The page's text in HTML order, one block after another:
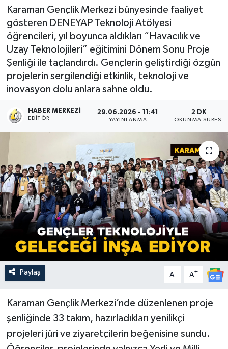
Karaman Gençlik Merkezi bünyesinde faaliyet
gösteren DENEYAP Teknoloji Atölyesi
öğrencileri, yıl boyunca aldıkları “Havacılık ve
Uzay Teknolojileri” eğitimini Dönem Sonu Proje
Şenliği ile taçlandırdı. Gençlerin geliştirdiği özgün
projelerin sergilendiği etkinlik, teknoloji ve
inovasyon dolu anlara sahne oldu.
HABER MERKEZI
EDITÖR
29.06.2026 - 11:41
YAYINLANMA
2 DK
OKUNMA SÜRESI
Paylaş A- A+
Karaman Gençlik Merkezi’nde düzenlenen proje
şenliğinde 33 takım, hazırladıkları yenilikçi
projeleri jüri ve ziyaretçilerin beğenisine sundu.